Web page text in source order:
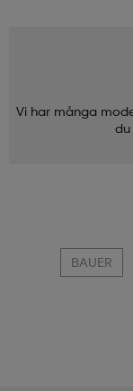
Vi har många
du
BAUER